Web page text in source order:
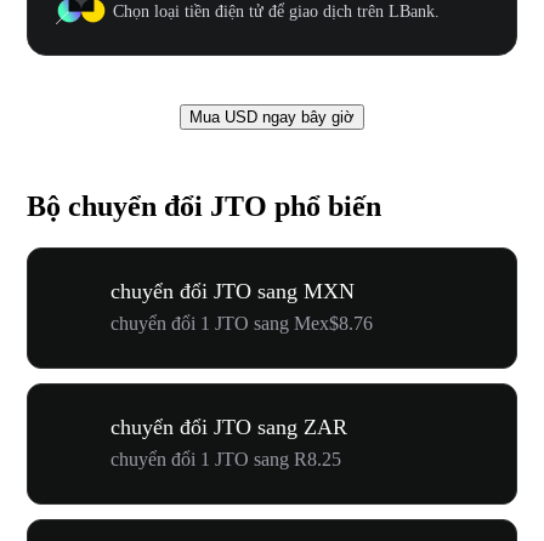
Chọn loại tiền điện tử để giao dịch trên LBank.
Mua USD ngay bây giờ
Bộ chuyển đổi JTO phổ biến
chuyển đổi JTO sang MXN
chuyển đổi 1 JTO sang Mex$8.76
chuyển đổi JTO sang ZAR
chuyển đổi 1 JTO sang R8.25